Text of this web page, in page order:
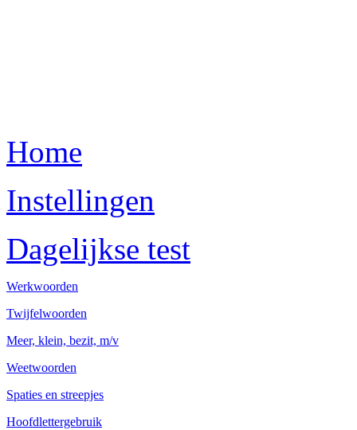
Home
Instellingen
Dagelijkse test
Werkwoorden
Twijfelwoorden
Meer, klein, bezit, m/v
Weetwoorden
Spaties en streepjes
Hoofdlettergebruik